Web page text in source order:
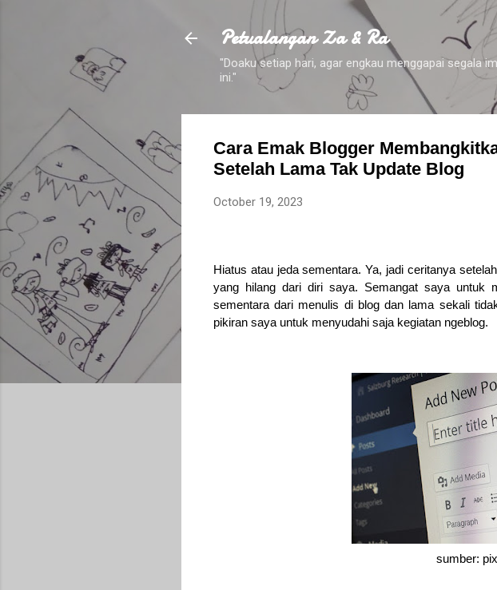
Petualangan Za & Ra
"Doaku setiap hari, agar engkau menggapai segala
ini."
Cara Emak Blogger
Setelah Lama Tak Update Blog
October 19, 2023
Hiatus atau jeda sementara. Ya, jadi ceritanya
yang hilang dari diri saya. Semangat saya untuk
sementara dari menulis di blog dan lama sekali
pikiran saya untuk menyudahi saja kegiatan ngeblog.
sumber: